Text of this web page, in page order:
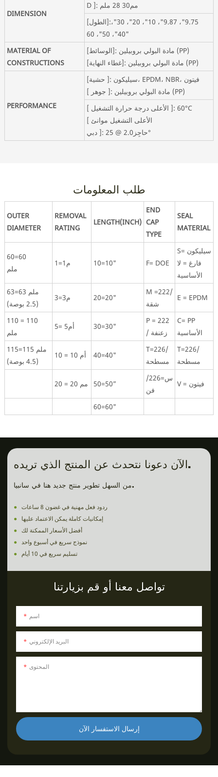
DIMENSION
D ]: مم28 30 ملم
[الطول]:9.75"، 9.87"، 10"، 20"، 30"،
40"، 50"، 60"
MATERIAL OF
CONSTRUCTIONS
[الوسائط]: مادة البولي بروبيلين (PP)
[غطاء النهاية]: مادة البولي بروبيلين (PP)
PERFORMANCE
[ جوهر ]: مادة البولي بروبيلين (PP)
[ الأعلى درجة حرارة التشغيل ]: 60°C
[ الأعلى التشغيل موانئ
دبي ]: حاجِز2.0 @ 25°
طلب المعلومات
OUTER
DIAMETER
REMOVAL
RATING
LENGTH(INCH)
END
CAP
TYPE
SEAL
MATERIAL
60=60
1=1م 10=10" F= DOE
S= سيليكون
فارغ = لا
الأساسية
63=63 ملم
(2.5 بوصة)
3=3م 20=20"
M =222/
شقة
E = EPDM
110 = 110
ملم
5= أم5 30=30"
P = 222
/ زعنفة
C= PP
الأساسية
115=115 ملم
(4.5 بوصة)
10 = 10 أم 40=40"
T=226/
مسطحة
T=226/
مسطحة
20 = 20 مم 50=50”
س=226/
فن
V = فيتون
60=60"
الآن دعونا نتحدث عن المنتج الذي تريده.
من السهل تطوير منتج جديد هنا في سانبيا.
●
ردود فعل مهنية في غضون 8 ساعات
● إمكانيات كاملة يمكن الاعتماد عليها
● أفضل الأسعار الممكنة لك
● نموذج سريع في أسبوع واحد
●
تسليم سريع في 10 أيام
تواصل معنا أو قم بزيارتنا
اسم
البريد الإلكتروني
المحتوى
إرسال الاستفسار الآن